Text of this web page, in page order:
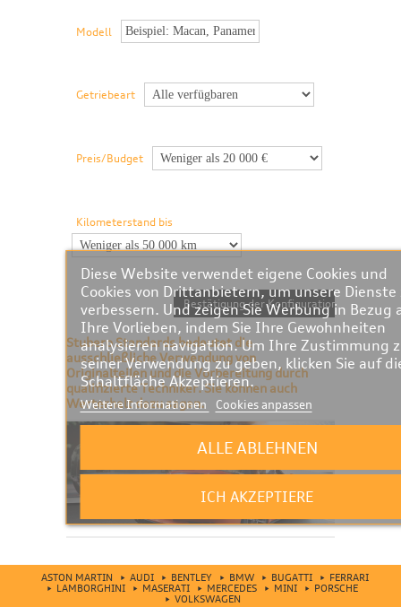
Modell
Getriebeart
Preis/Budget
Kilometerstand bis
Bestätigung der Konfiguration
Stubero Standards bedeutet die
ausschließliche Verwendung von
Originalteilen und die Vorbereitung durch
qualifizierte Techniker. Sie können auch
Werterhalt dazu sagen.
ASTON MARTIN AUDI BENTLEY BMW BUGATTI
FERRARI
LAMBORGHINI
MASERATI MERCEDES MINI
PORSCHE
VOLKSWAGEN
Diese Website verwendet eigene Cookies und
Cookies von Drittanbietern, um unsere Dienste
verbessern. Und zeigen Sie Werbung in Bezug
Ihre Vorlieben, indem Sie Ihre Gewohnheiten
analysieren navigation. Um Ihre Zustimmung
seiner Verwendung zu geben, klicken Sie auf
Schaltfläche Akzeptieren.
Weitere Informationen Cookies anpassen
ALLE ABLEHNEN
ICH AKZEPTIERE